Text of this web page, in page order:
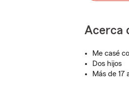
Acerca
Me casé
Dos hijos
Más de 17